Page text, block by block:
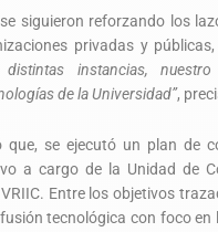
siguieron reforzando los
privadas y públicas,
distintas instancias,
de la Universidad”,
que, se ejecutó un plan de
a cargo de la Unidad de
Entre los objetivos
tecnológica con foco en